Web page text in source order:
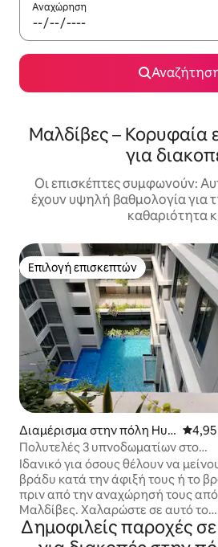
Αναχώρηση
Μαλδίβες – Κορυφαία
για
Οι επισκέπτες συμφωνούν:
έχουν υψηλή βαθμολογία για
καθαριότητα
Επιλογή επισκεπτών
Επιλογή επισκεπτών
Διαμέρισμα στην πόλη Hul
humalé
Μέση
4,95
Πολυτελές 3 υπνοδωματίων στο
Hulhumalé
Ιδανικό για όσους θέλουν να
βράδυ κατά την άφιξή τους ή το
πριν από την αναχώρησή τους από
Μαλδίβες. Χαλαρώστε σε αυτό το
ευρύχωρο και μοντέρνο
έως και 6 επισκέπτες (ιδανικά 2
Δημοφιλείς παροχές σε